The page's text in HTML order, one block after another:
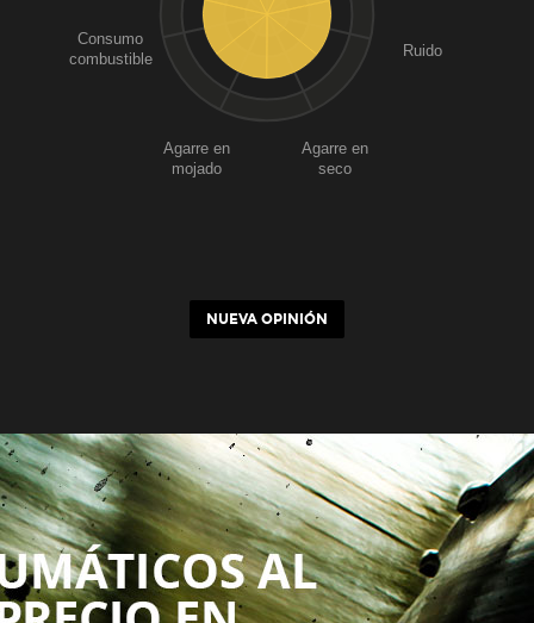
Ruido
Agarre en
seco
Agarre en
mojado
Consumo
combustible
NUEVA OPINIÓN